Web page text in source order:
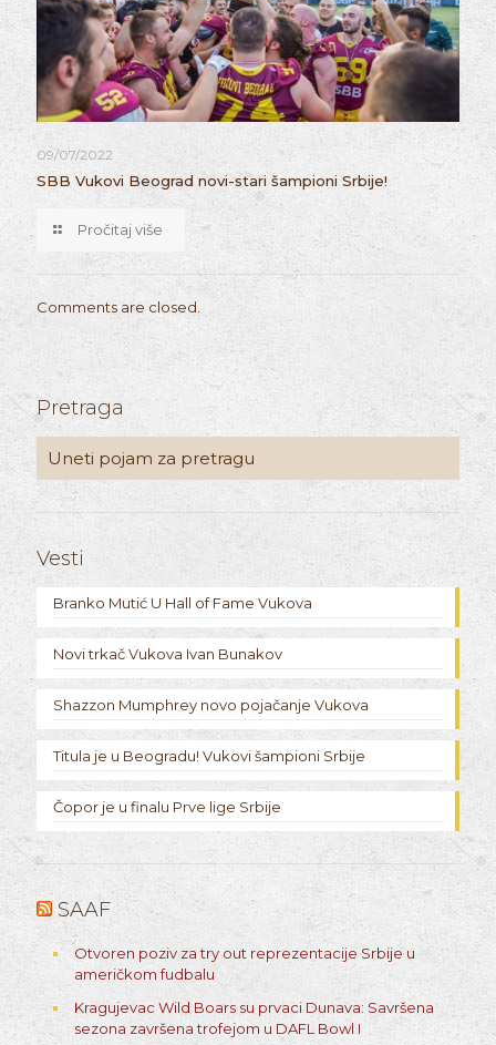
09/07/2022
SBB Vukovi Beograd novi-stari šampioni Srbije!
Pročitaj više
Comments are closed.
Pretraga
Vesti
Branko Mutić U Hall of Fame Vukova
Novi trkač Vukova Ivan Bunakov
Shazzon Mumphrey novo pojačanje Vukova
Titula je u Beogradu! Vukovi šampioni Srbije
Čopor je u finalu Prve lige Srbije
SAAF
Otvoren poziv za try out reprezentacije Srbije u
američkom fudbalu
Kragujevac Wild Boars su prvaci Dunava: Savršena
sezona završena trofejom u DAFL Bowl I